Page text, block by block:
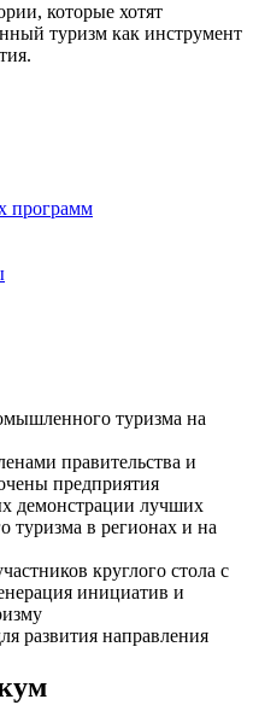
которые хотят
туризм как инструмент
программ
туризма на
правительства и
предприятия
демонстрации лучших
туризма в регионах и на
круглого стола с
инициатив и
развития направления